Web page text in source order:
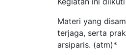
Materi yang
terjaga, serta
arsiparis. (atm)*